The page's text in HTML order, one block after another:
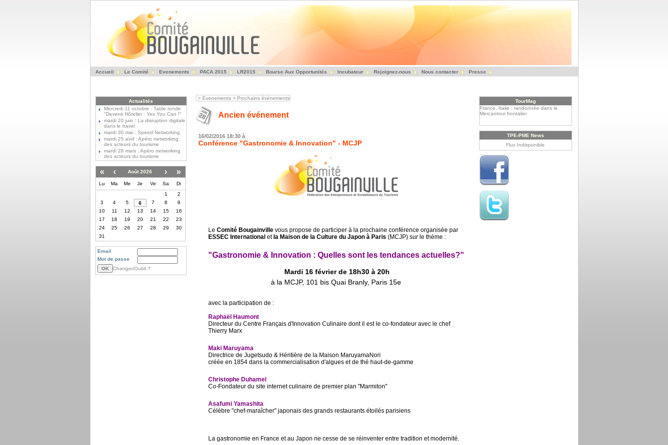
Accueil Le Comité Evenements PACA 2015 LR2015 Bourse Aux Opportunités Incubateur Rejoignez-nous Nous contacter Presse
Actualités
Mercredi 11 octobre : Table ronde
"Devenir Hôtelier : Yes You Can !"
mardi 20 juin : La disruption digitale
dans le travel
mardi 30 mai : Speed Networking
mardi 25 avril : Apéro networking
des acteurs du tourisme
mardi 28 mars : Apéro networking
des acteurs du tourisme
« ‹ Août 2026 › »
Lu Ma Me Je Ve Sa
Di
1
2
3
4 5 6 7 8
9
10
11 12 13 14 15
16
17
18 19 20 21 22
23
24
25 26 27 28 29
30
31
Email
Mot de passe
Changer/Oubli ?
> Evenements> Prochains évènements
Ancien événement
16/02/2016 18:30 à
Conférence "Gastronomie & Innovation" - MCJP
Le Comité Bougainville vous propose de participer à la prochaine conférence organisée par
ESSEC International et la Maison de la Culture du Japon à Paris (MCJP) sur le thème :
"Gastronomie & Innovation : Quelles sont les tendances actuelles?"
Mardi 16 février de 18h30 à 20h
à la MCJP, 101 bis Quai Branly, Paris 15e
avec la participation de :
Raphaël Haumont
Directeur du Centre Français d'Innovation Culinaire dont il est le co-fondateur avec le chef
Thierry Marx
Maki Maruyama
Directrice de Jugetsudo & Héritière de la Maison MaruyamaNori
créée en 1854 dans la commercialisation d'algues et de thé haut-de-gamme
Christophe Duhamel
Co-Fondateur du site internet culinaire de premier plan "Marmiton"
Asafumi Yamashita
Célèbre "chef-maraîcher" japonais des grands restaurants étoilés parisiens
La gastronomie en France et au Japon ne cesse de se réinventer entre tradition et modernité.
TourMag
France, Italie : randonnée dans le
Mercantour frontalier
TPE-PME News
Flux Indisponible